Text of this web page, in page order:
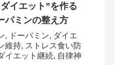
イエット”を作る
パミンの整え方
, ドーパミン, ダイエ
維持, ストレス食い防
イエット継続, 自律神